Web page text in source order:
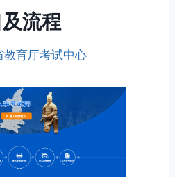
流程
教育厅考试中心